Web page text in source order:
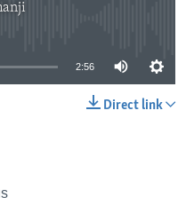
available
2:56
Direct link